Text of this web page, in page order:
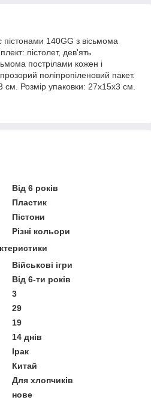
пістонами 140GG з вісьмома
пістолет, дев'ять
пострілами кожен і
поліпропіленовий пакет.
см. Розмір упаковки: 27х15х3 см.
Від 6 років
Пластик
Пістони
Різні кольори
Військові ігри
Від 6-ти років
3
29
19
14 днів
Ірак
Китай
Для хлопчиків
нове